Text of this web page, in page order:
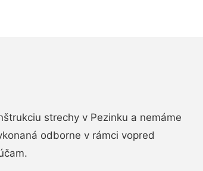
strechy v Pezinku a nemáme
odborne v rámci vopred